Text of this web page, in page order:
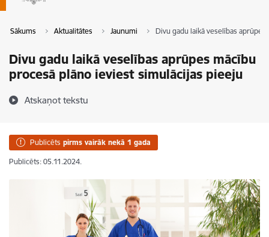
Sākums Aktualitātes Jaunumi Divu gadu laikā veselības
Divu gadu laikā veselības aprūpes mācību
procesā plāno ieviest simulācijas pieeju
Atskaņot tekstu
Publicēts pirms vairāk nekā 1 gada
Publicēts: 05.11.2024.